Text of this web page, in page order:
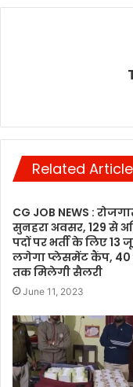
Related
CG JOB NEWS :
सुनहरा अवसर, 129 से
पदों पर भर्ती के लिए 13
लगेगा प्लेसमेंट कैंप, 40
तक मिलेगी सैलरी
June 11, 2023